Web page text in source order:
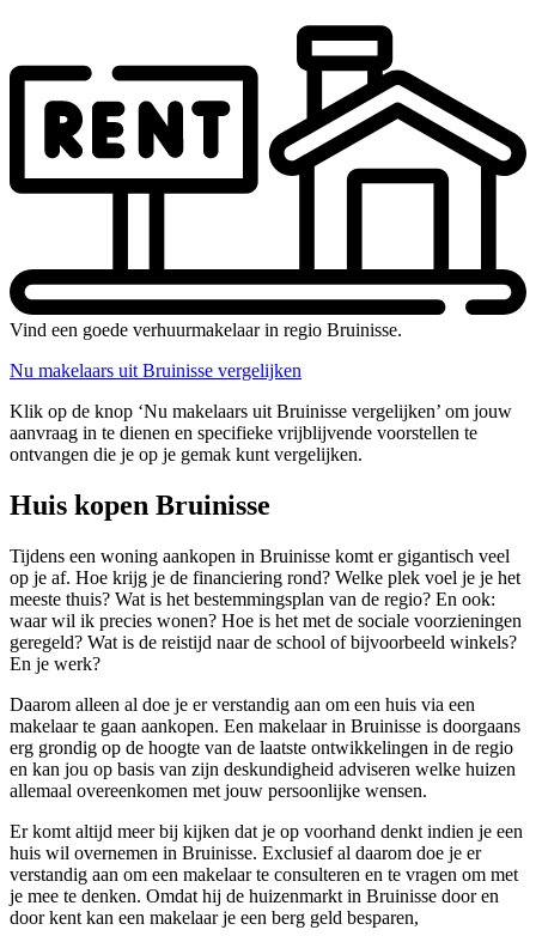
Vind een goede verhuurmakelaar in regio Bruinisse.
Nu makelaars uit Bruinisse vergelijken
Klik op de knop ‘Nu makelaars uit Bruinisse vergelijken’ om jouw
aanvraag in te dienen en specifieke vrijblijvende voorstellen te
ontvangen die je op je gemak kunt vergelijken.
Huis kopen Bruinisse
Tijdens een woning aankopen in Bruinisse komt er gigantisch veel
op je af. Hoe krijg je de financiering rond? Welke plek voel je je het
meeste thuis? Wat is het bestemmingsplan van de regio? En ook:
waar wil ik precies wonen? Hoe is het met de sociale voorzieningen
geregeld? Wat is de reistijd naar de school of bijvoorbeeld winkels?
En je werk?
Daarom alleen al doe je er verstandig aan om een huis via een
makelaar te gaan aankopen. Een makelaar in Bruinisse is doorgaans
erg grondig op de hoogte van de laatste ontwikkelingen in de regio
en kan jou op basis van zijn deskundigheid adviseren welke huizen
allemaal overeenkomen met jouw persoonlijke wensen.
Er komt altijd meer bij kijken dat je op voorhand denkt indien je een
huis wil overnemen in Bruinisse. Exclusief al daarom doe je er
verstandig aan om een makelaar te consulteren en te vragen om met
je mee te denken. Omdat hij de huizenmarkt in Bruinisse door en
door kent kan een makelaar je een berg geld besparen,